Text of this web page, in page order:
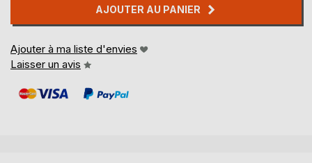
AJOUTER AU PANIER
Ajouter à ma liste d'envies
Laisser un avis